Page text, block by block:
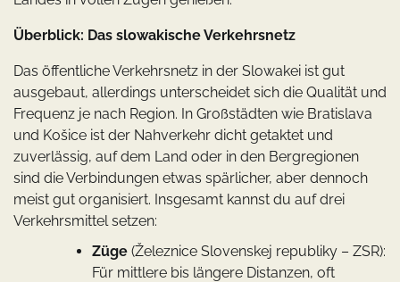
Überblick: Das slowakische Verkehrsnetz
Das öffentliche Verkehrsnetz in der Slowakei ist gut
ausgebaut, allerdings unterscheidet sich die Qualität und
Frequenz je nach Region. In Großstädten wie Bratislava
und Košice ist der Nahverkehr dicht getaktet und
zuverlässig, auf dem Land oder in den Bergregionen
sind die Verbindungen etwas spärlicher, aber dennoch
meist gut organisiert. Insgesamt kannst du auf drei
Verkehrsmittel setzen:
Züge (Železnice Slovenskej republiky – ZSR):
Für mittlere bis längere Distanzen, oft